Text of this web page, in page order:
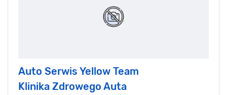
Auto Serwis Yellow Team
Klinika Zdrowego Auta